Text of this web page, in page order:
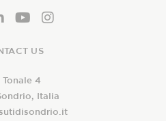
US
Tonale 4
Italia